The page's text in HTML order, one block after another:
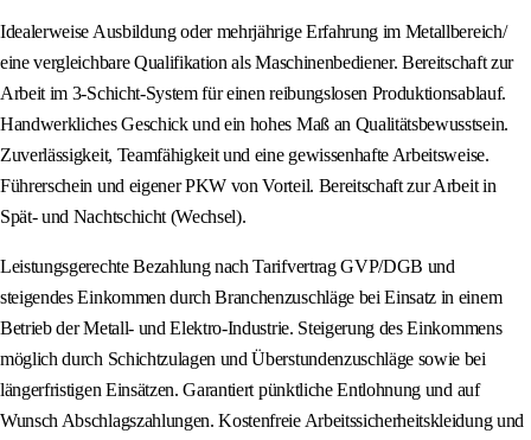
Idealerweise Ausbildung oder mehrjährige Erfahrung im Metallbereich/
eine vergleichbare Qualifikation als Maschinenbediener. Bereitschaft zur
Arbeit im 3-Schicht-System für einen reibungslosen Produktionsablauf.
Handwerkliches Geschick und ein hohes Maß an Qualitätsbewusstsein.
Zuverlässigkeit, Teamfähigkeit und eine gewissenhafte Arbeitsweise.
Führerschein und eigener PKW von Vorteil. Bereitschaft zur Arbeit in
Spät- und Nachtschicht (Wechsel).
Leistungsgerechte Bezahlung nach Tarifvertrag GVP/DGB und
steigendes Einkommen durch Branchenzuschläge bei Einsatz in einem
Betrieb der Metall- und Elektro-Industrie. Steigerung des Einkommens
möglich durch Schichtzulagen und Überstundenzuschläge sowie bei
längerfristigen Einsätzen. Garantiert pünktliche Entlohnung und auf
Wunsch Abschlagszahlungen. Kostenfreie Arbeitssicherheitskleidung und